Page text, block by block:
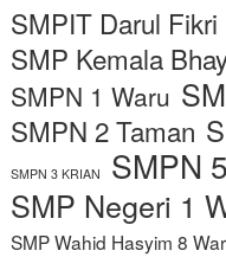
SMPIT Darul Fikri
SMP Kemala
SMPN 1 Waru
SMPN 2 Taman
SMPN 3 KRIAN SMPN
SMP Negeri 1
SMP Wahid Hasyim 8